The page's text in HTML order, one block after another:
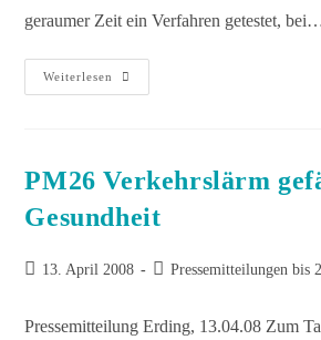
geraumer Zeit ein Verfahren getestet,
Weiterlesen
PM26 Verkehrslärm
Gesundheit
13. April 2008 Pressemitteilungen bis
Pressemitteilung Erding, 13.04.08 Zum